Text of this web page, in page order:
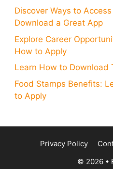
Discover Ways to
Download a Great App
Explore Career
How to Apply
Learn How to Download
Food Stamps Benefits:
to Apply
Privacy Policy
© 2026 •